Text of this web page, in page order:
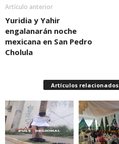
Artículo anterior
Yuridia y Yahir
engalanarán noche
mexicana en San Pedro
Cholula
Artículos relacionados